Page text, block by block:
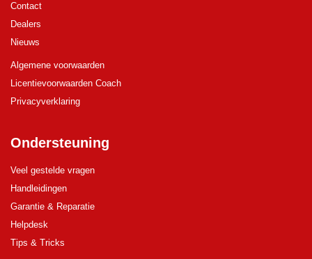
Contact
Dealers
Nieuws
Algemene voorwaarden
Licentievoorwaarden Coach
Privacyverklaring
Ondersteuning
Veel gestelde vragen
Handleidingen
Garantie & Reparatie
Helpdesk
Tips & Tricks